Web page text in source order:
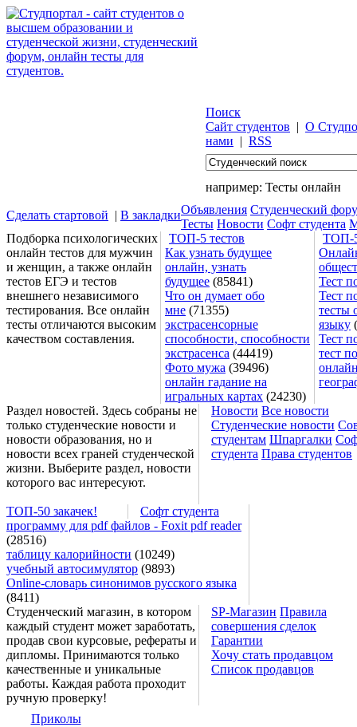
Поиск
Сайт студентов | О
нами | RSS
например: Тесты онлайн
Сделать стартовой | В закладкиОбъявления Студенческий
Тесты Новости Софт студента
Подборка психологических
онлайн тестов для мужчин
и женщин, а также онлайн
тестов ЕГЭ и тестов
внешнего независимого
тестирования. Все онлайн
тесты отличаются высоким
качеством составления.
ТОП-5 тестов
ТОП-
Как узнать будущее
онлайн, узнать
будущее (85841)
Что он думает обо
мне (71355)
экстрасенсорные
способности, способности
экстрасенса (44419)
Фото мужа (39496)
онлайн гадание на
игральных картах (24230)
Тест
Тест
тесты
языку
Тест
тест
Раздел новостей. Здесь собраны не
только студенческие новости и
новости образования, но и
новости всех граней студенческой
жизни. Выберите раздел, новости
которого вас интересуют.
Новости Все новости
Студенческие новости
студентам Шпаргалки
студента Права студентов
ТОП-50 закачек!
Софт студента
программу для pdf файлов - Foxit pdf reader
(28516)
таблицу калорийности (10249)
учебный автосимулятор (9893)
Online-словарь синонимов русского языка
(8411)
Студенческий магазин, в котором
каждый студент может заработать,
продав свои курсовые, рефераты и
дипломы. Принимаются только
качественные и уникальные
работы. Каждая работа проходит
ручную проверку!
SP-Магазин Правила
совершения сделок
Гарантии
Хочу стать продавцом
Список продавцов
Приколы